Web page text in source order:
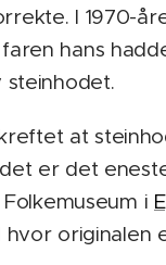
I 1970-
hans
at
er det
i
originalen